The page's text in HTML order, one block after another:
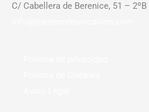
C/ Cabellera de Berenice, 51 –